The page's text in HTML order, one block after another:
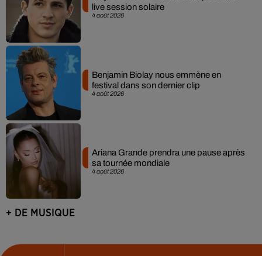
4 août 2026
live session solaire
4 août 2026
Benjamin Biolay nous emmène en
festival dans son dernier clip
4 août 2026
Ariana Grande prendra une pause après
sa tournée mondiale
+ DE MUSIQUE